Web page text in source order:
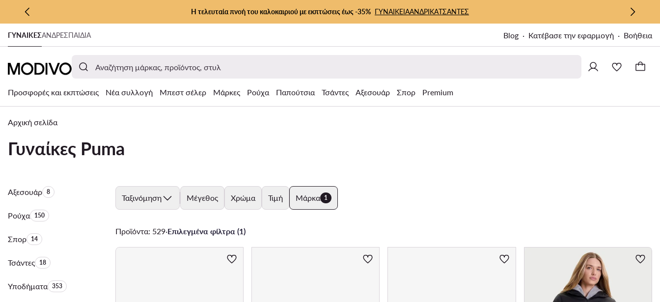
ΜΕΤΆΒΑΣΗ ΣΤΟ ΚΎΡΙΟ ΠΕΡΙΕΧΌΜΕΝΟ
ΜΕΤΆΒΑΣΗ ΣΤΗΝ ΑΝΑΖΉΤΗΣΗ
Η τελευταία πνοή του καλοκαιριού με εκπτώσεις έως -35% ΓΥΝΑΙΚΕΙΑΑΝΔΡΙΚΑΤΣΑΝΤΕΣ
ΓΥΝΑΊΚΕΣΑΝΔΡΕΣΠΑΙΔΙΑ Blog Κατέβασε την εφαρμογή Βοήθεια
Προσφορές και εκπτώσεις Νέα συλλογή Μπεστ σέλερ Μάρκες Ρούχα Παπούτσια Τσάντες Αξεσουάρ Σπορ Premium
Αρχική σελίδα
Γυναίκες Puma
ΑξεσουάρΑριθμός προϊόντων:
8
ΡούχαΑριθμός προϊόντων:
150
ΣπορΑριθμός προϊόντων:
14
ΤσάντεςΑριθμός προϊόντων:
18
ΥποδήματαΑριθμός προϊόντων:
353
Ταξινόμηση Μέγεθος Χρώμα Τιμή Μάρκα 1
Προϊόντα: 529·Επιλεγμένα φίλτρα (1)